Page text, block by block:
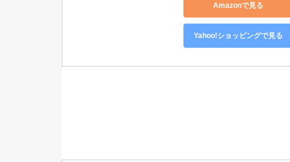
Amazonで見る
Yahoo!ショッピングで見る